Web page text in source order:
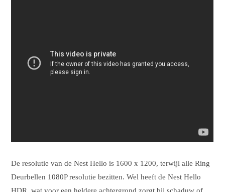
De resolutie van de Nest Hello is 1600 x 1200, terwijl alle Ring
Deurbellen 1080P resolutie bezitten. Wel heeft de Nest Hello
HDR, wat voor een heldere achtergrond zorgt bij schaduw of